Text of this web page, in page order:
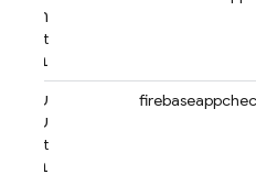
עדכון
של